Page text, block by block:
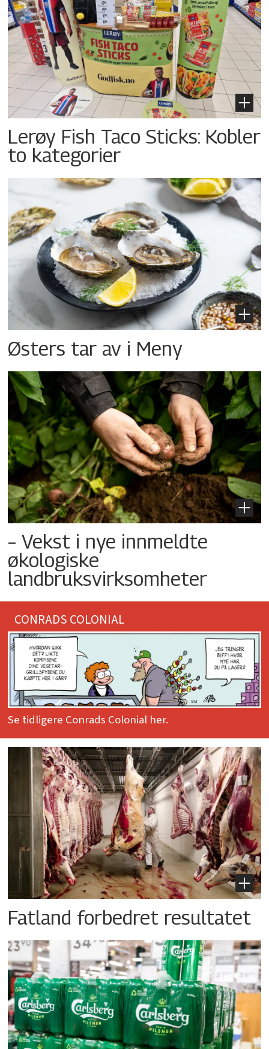
Lerøy Fish Taco Sticks: Kobler
to kategorier
Østers tar av i Meny
– Vekst i nye innmeldte
økologiske
landbruksvirksomheter
CONRADS COLONIAL
Se tidligere Conrads Colonial her.
Fatland forbedret resultatet